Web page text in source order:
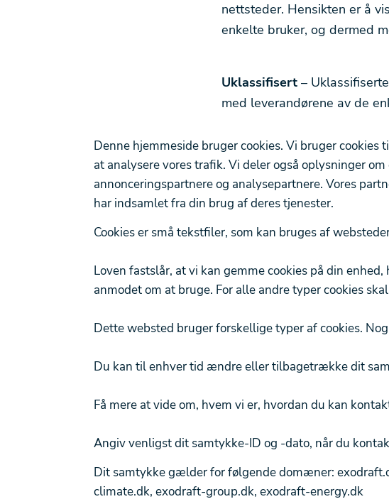
nettsteder. Hensikten er å
enkelte bruker, og dermed
Uklassifisert –
med leverandørene av de
Denne hjemmeside bruger cookies. Vi bruger
at analysere vores trafik. Vi deler også oplysninger
annonceringspartnere og analysepartnere. Vores
har indsamlet fra din brug af deres tjenester.
Cookies er små tekstfiler, som kan bruges af
Loven fastslår, at vi kan gemme cookies på din
anmodet om at bruge. For alle andre typer cookies
Dette websted bruger forskellige typer af cookies.
Du kan til enhver tid ændre eller tilbagetrække dit
Få mere at vide om, hvem vi er, hvordan du kan
Angiv venligst dit samtykke-ID og -dato, når du
Dit samtykke gælder for følgende domæner:
climate.dk, exodraft-group.dk, exodraft-energy.dk